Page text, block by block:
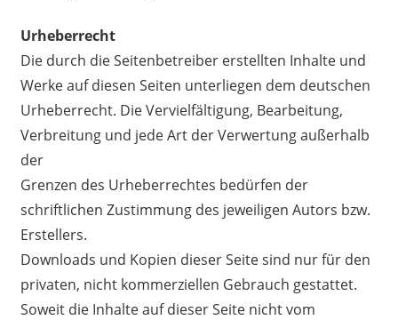
Urheberrecht
Die durch die Seitenbetreiber erstellten Inhalte und
Werke auf diesen Seiten unterliegen dem deutschen
Urheberrecht. Die Vervielfältigung, Bearbeitung,
Verbreitung und jede Art der Verwertung außerhalb
der
Grenzen des Urheberrechtes bedürfen der
schriftlichen Zustimmung des jeweiligen Autors bzw.
Erstellers.
Downloads und Kopien dieser Seite sind nur für den
privaten, nicht kommerziellen Gebrauch gestattet.
Soweit die Inhalte auf dieser Seite nicht vom